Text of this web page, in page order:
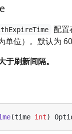
配置
位）。默认为 60
于刷新间隔。
(time int)